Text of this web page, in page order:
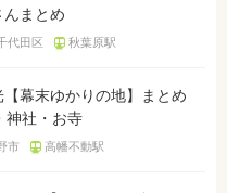
んまとめ
代田区 秋葉原駅
幕末ゆかりの地】まとめ
神社・お寺
市 高幡不動駅